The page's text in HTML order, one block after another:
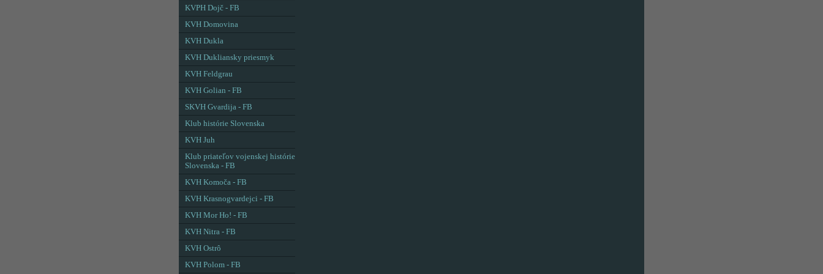
KVPH Dojč - FB
KVH Domovina
KVH Dukla
KVH Dukliansky priesmyk
KVH Feldgrau
KVH Golian - FB
SKVH Gvardija - FB
Klub histórie Slovenska
KVH Juh
Klub priateľov vojenskej histórie
Slovenska - FB
KVH Komoča - FB
KVH Krasnogvardejci - FB
KVH Mor Ho! - FB
KVH Nitra - FB
KVH Ostrô
KVH Polom - FB